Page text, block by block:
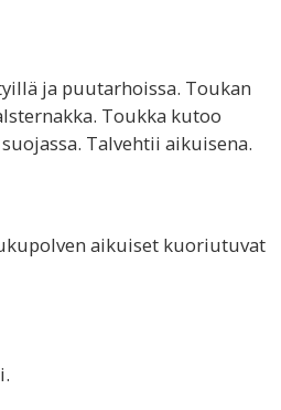
ja puutarhoissa. Toukan
Toukka kutoo
Talvehtii aikuisena.
aikuiset kuoriutuvat